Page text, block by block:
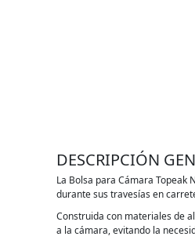
DESCRIPCIÓN
La Bolsa para Cámara Topeak
durante sus travesías en
Construida con materiales de
a la cámara, evitando la